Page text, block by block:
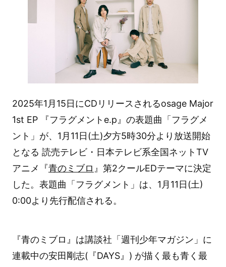
2025年1月15日にCDリリースされるosage Major
1st EP 『フラグメントe.p』の表題曲「フラグメ
ント」が、1月11日(土)夕方5時30分より放送開始
となる 読売テレビ・日本テレビ系全国ネットTV
アニメ『青のミブロ 』第2クールEDテーマに決定
した。表題曲「フラグメント」は、1月11日(土)
0:00より先行配信される。
『青のミブロ』は講談社「週刊少年マガジン」に
連載中の安田剛志(『DAYS』) が描く最も青く最